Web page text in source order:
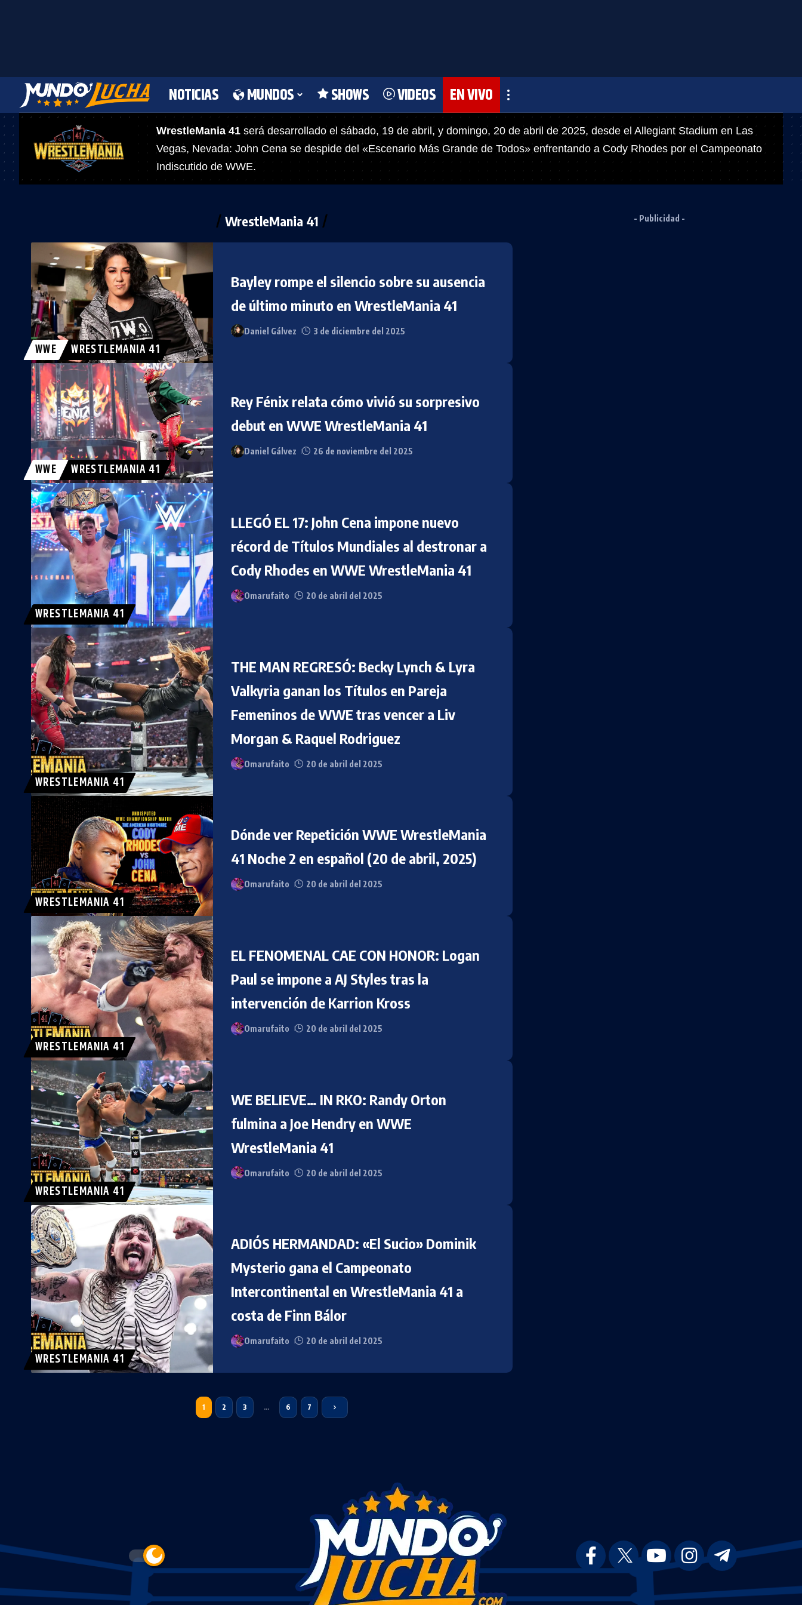
NOTICIAS MUNDOS SHOWS VIDEOS EN VIVO
WrestleMania 41 será desarrollado el sábado, 19 de abril, y domingo, 20 de abril de 2025, desde el Allegiant Stadium en Las
Vegas, Nevada: John Cena se despide del «Escenario Más Grande de Todos» enfrentando a Cody Rhodes por el Campeonato
Indiscutido de WWE.
WrestleMania 41
WWE WRESTLEMANIA 41
Bayley rompe el silencio sobre su ausencia
de último minuto en WrestleMania 41
Daniel Gálvez 3 de diciembre del 2025
WWE WRESTLEMANIA 41
Rey Fénix relata cómo vivió su sorpresivo
debut en WWE WrestleMania 41
Daniel Gálvez 26 de noviembre del 2025
WRESTLEMANIA 41
LLEGÓ EL 17: John Cena impone nuevo
récord de Títulos Mundiales al destronar a
Cody Rhodes en WWE WrestleMania 41
Omarufaito 20 de abril del 2025
WRESTLEMANIA 41
THE MAN REGRESÓ: Becky Lynch & Lyra
Valkyria ganan los Títulos en Pareja
Femeninos de WWE tras vencer a Liv
Morgan & Raquel Rodriguez
Omarufaito 20 de abril del 2025
WRESTLEMANIA 41
Dónde ver Repetición WWE WrestleMania
41 Noche 2 en español (20 de abril, 2025)
Omarufaito 20 de abril del 2025
WRESTLEMANIA 41
EL FENOMENAL CAE CON HONOR: Logan
Paul se impone a AJ Styles tras la
intervención de Karrion Kross
Omarufaito 20 de abril del 2025
WRESTLEMANIA 41
WE BELIEVE… IN RKO: Randy Orton
fulmina a Joe Hendry en WWE
WrestleMania 41
Omarufaito 20 de abril del 2025
WRESTLEMANIA 41
ADIÓS HERMANDAD: «El Sucio» Dominik
Mysterio gana el Campeonato
Intercontinental en WrestleMania 41 a
costa de Finn Bálor
Omarufaito 20 de abril del 2025
1 2 3 … 6 7
- Publicidad -